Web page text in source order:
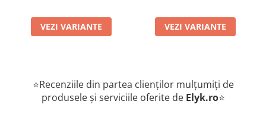
VEZI VARIANTE VEZI VARIANTE
⭐Recenziile din partea clienților mulțumiți de
produsele și serviciile oferite de Elyk.ro⭐